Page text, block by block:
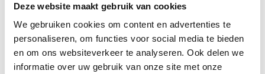
Deze website maakt gebruik van cookies
We gebruiken cookies om content en advertenties te
personaliseren, om functies voor social media te bieden
en om ons websiteverkeer te analyseren. Ook delen we
informatie over uw gebruik van onze site met onze
bestemmingsplan een op het gehuurde
liggende bestemming verwezenlijken; en
de belangen van de verhuurder wegen bij
beëindiging van de huurovereenkomst
zwaarder dan de belangen van de huurder bij